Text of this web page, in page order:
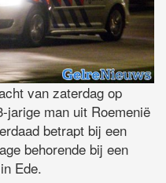
van zaterdag op
jarige man uit Roemenië
betrapt bij een
behorende bij een
Ede.